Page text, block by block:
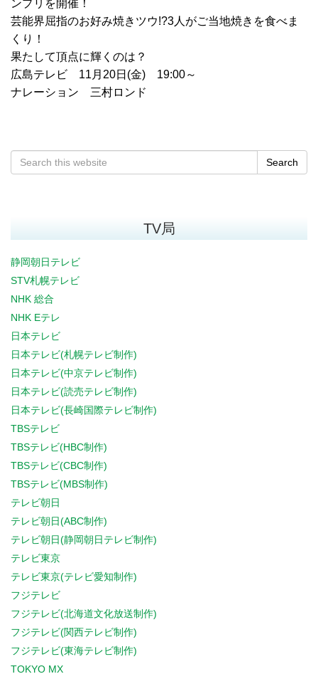
ンプリを開催！
芸能界屈指のお好み焼きツウ!?3人がご当地焼きを食べま
くり！
果たして頂点に輝くのは？
広島テレビ 11月20日(金) 19:00～
ナレーション 三村ロンド
Search
TV局
静岡朝日テレビ
STV札幌テレビ
NHK 総合
NHK Eテレ
日本テレビ
日本テレビ(札幌テレビ制作)
日本テレビ(中京テレビ制作)
日本テレビ(読売テレビ制作)
日本テレビ(長崎国際テレビ制作)
TBSテレビ
TBSテレビ(HBC制作)
TBSテレビ(CBC制作)
TBSテレビ(MBS制作)
テレビ朝日
テレビ朝日(ABC制作)
テレビ朝日(静岡朝日テレビ制作)
テレビ東京
テレビ東京(テレビ愛知制作)
フジテレビ
フジテレビ(北海道文化放送制作)
フジテレビ(関西テレビ制作)
フジテレビ(東海テレビ制作)
TOKYO MX